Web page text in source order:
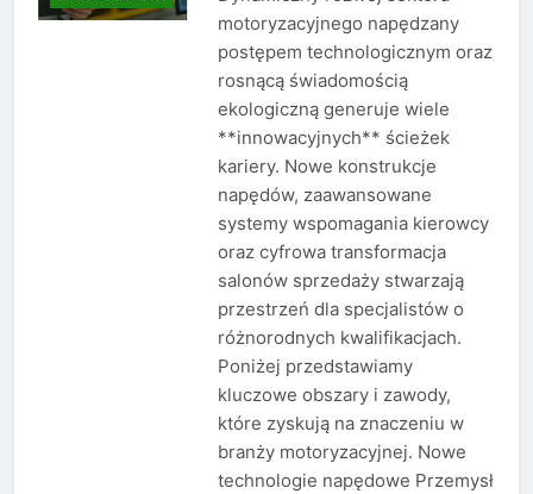
motoryzacyjnego napędzany
postępem technologicznym oraz
rosnącą świadomością
ekologiczną generuje wiele
**innowacyjnych** ścieżek
kariery. Nowe konstrukcje
napędów, zaawansowane
systemy wspomagania kierowcy
oraz cyfrowa transformacja
salonów sprzedaży stwarzają
przestrzeń dla specjalistów o
różnorodnych kwalifikacjach.
Poniżej przedstawiamy
kluczowe obszary i zawody,
które zyskują na znaczeniu w
branży motoryzacyjnej. Nowe
technologie napędowe Przemysł